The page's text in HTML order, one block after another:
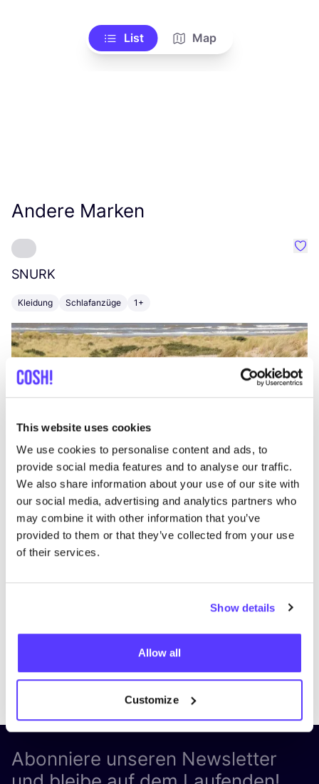
This website uses cookies
We use cookies to personalise content and ads, to
provide social media features and to analyse our traffic.
We also share information about your use of our site with
our social media, advertising and analytics partners who
may combine it with other information that you’ve
provided to them or that they’ve collected from your use
of their services.
Show details
Allow all
Customize
List Map
Andere Marken
SNURK
Kleidung Schlafanzüge 1+
PreviousNext
Abonniere unseren Newsletter